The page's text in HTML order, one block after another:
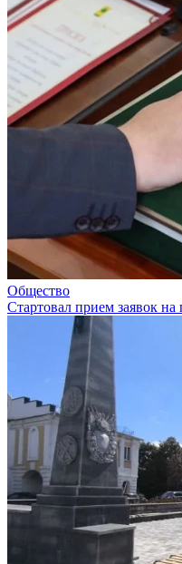
Общество
Стартовал прием заявок